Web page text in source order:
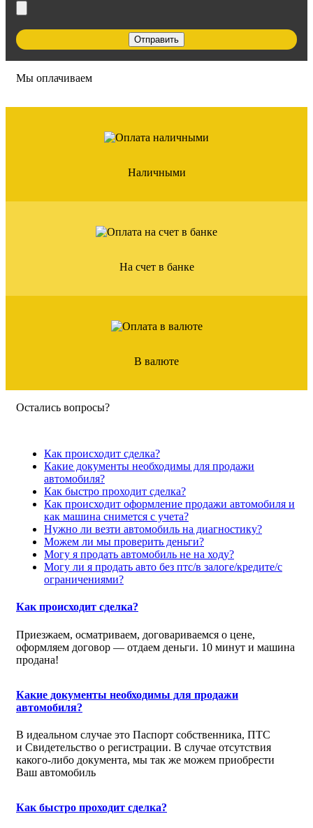
Мы оплачиваем
Наличными
На счет в банке
В валюте
Остались вопросы?
Как происходит сделка?
Какие документы необходимы для продажи
автомобиля?
Как быстро проходит сделка?
Как происходит оформление продажи автомобиля и
как машина снимется с учета?
Нужно ли везти автомобиль на диагностику?
Можем ли мы проверить деньги?
Могу я продать автомобиль не на ходу?
Могу ли я продать авто без птс/в залоге/кредите/с
ограничениями?
Как происходит сделка?
Приезжаем, осматриваем, договариваемся о цене,
оформляем договор — отдаем деньги. 10 минут и машина
продана!
Какие документы необходимы для продажи
автомобиля?
В идеальном случае это Паспорт собственника, ПТС
и Свидетельство о регистрации. В случае отсутствия
какого-либо документа, мы так же можем приобрести
Ваш автомобиль
Как быстро проходит сделка?